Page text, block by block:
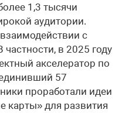
1,3 тысячи
аудитории.
с
в 2025 году
акселератор по
57
проработали идеи
для развития